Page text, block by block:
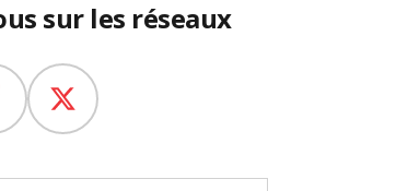
sur les réseaux